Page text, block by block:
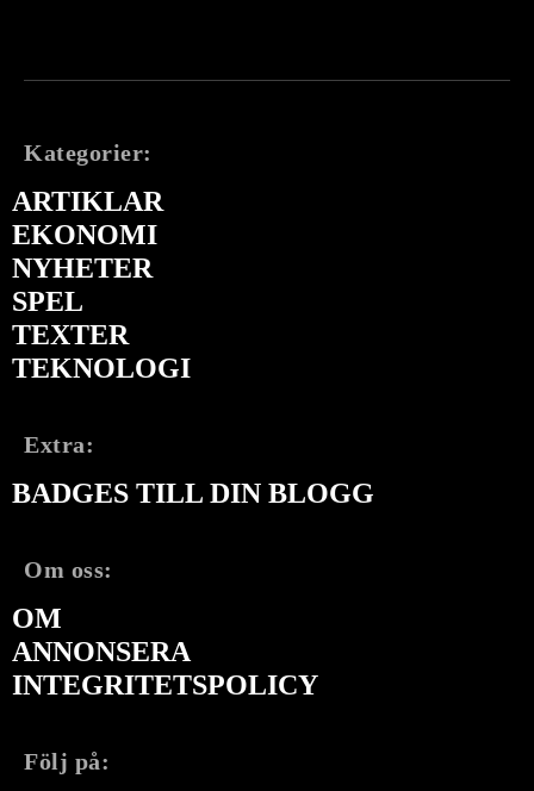
Kategorier:
ARTIKLAR
EKONOMI
NYHETER
SPEL
TEXTER
TEKNOLOGI
Extra:
BADGES TILL DIN BLOGG
Om oss:
OM
ANNONSERA
INTEGRITETSPOLICY
Följ på: